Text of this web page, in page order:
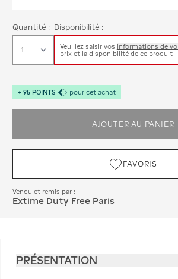
Quantité : Disponibilité :
Veuillez saisir vos informations de vol
prix et la disponibilité de ce produit
+ 95 POINTS pour cet achat
AJOUTER AU PANIER
FAVORIS
Vendu et remis par :
Extime Duty Free Paris
PRÉSENTATION